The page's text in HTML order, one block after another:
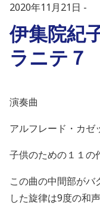
2020年11月21日
伊集院紀
ラニテ７
演奏曲
アルフレード・カゼ
子供のための１１の
この曲の中間部がバ
した旋律は9度の和